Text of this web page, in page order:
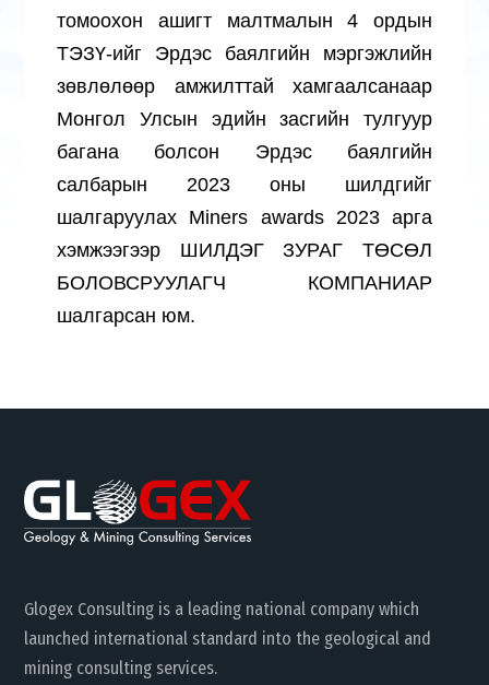
томоохон ашигт малтмалын 4 ордын
ТЭЗҮ-ийг Эрдэс баялгийн мэргэжлийн
зөвлөлөөр амжилттай хамгаалсанаар
Монгол Улсын эдийн засгийн тулгуур
багана болсон Эрдэс баялгийн
салбарын 2023 оны шилдгийг
шалгаруулах Miners awards 2023 арга
хэмжээгээр ШИЛДЭГ ЗУРАГ ТӨСӨЛ
БОЛОВСРУУЛАГЧ КОМПАНИАР
шалгарсан юм.
Glogex Consulting is a leading national company which
launched international standard into the geological and
mining consulting services.